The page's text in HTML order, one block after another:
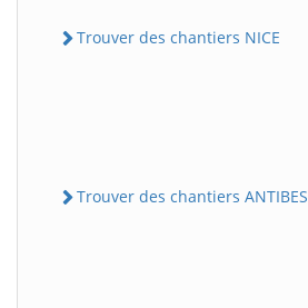
Trouver des chantiers NICE
Trouver des chantiers ANTIBES